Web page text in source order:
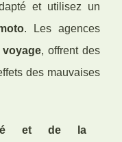
et utilisez un
. Les agences
voyage, offrent des
des mauvaises
et de la